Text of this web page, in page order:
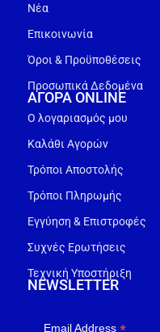
Νέα
Επικοινωνία
Όροι & Προϋποθέσεις
Προσωπικά Δεδομένα
ΑΓΟΡΑ ONLINE
Ο λογαριασμός μου
Καλάθι Αγορών
Τρόποι Αποστολής
Τρόποι Πληρωμής
Εγγύηση & Επιστροφές
Συχνές Ερωτήσεις
Τεχνική Υποστήριξη
NEWSLETTER
Email Address